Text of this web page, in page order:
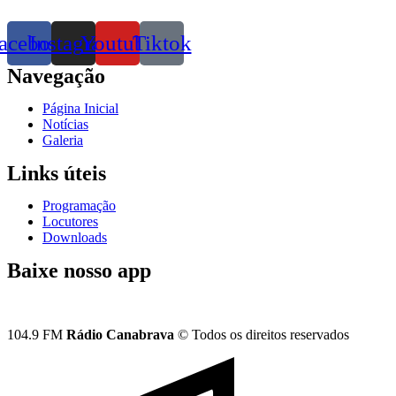
InstagramYoutubeTiktok
Navegação
Página Inicial
Notícias
Galeria
Links úteis
Programação
Locutores
Downloads
Baixe nosso app
104.9 FM Rádio Canabrava © Todos os direitos reservados